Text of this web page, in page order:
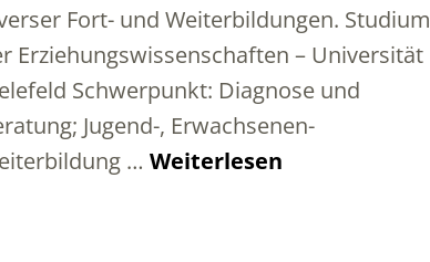
Fort- und Weiterbildungen. Studium
Erziehungswissenschaften – Universität
Schwerpunkt: Diagnose und
Jugend-, Erwachsenen-
… Weiterlesen